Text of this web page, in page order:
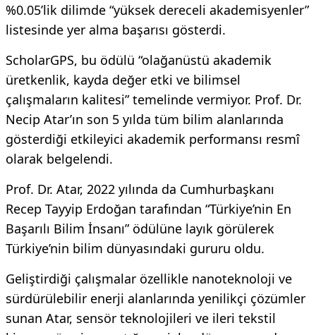
%0.05’lik dilimde “yüksek dereceli akademisyenler”
listesinde yer alma başarısı gösterdi.
ScholarGPS, bu ödülü “olağanüstü akademik
üretkenlik, kayda değer etki ve bilimsel
çalışmaların kalitesi” temelinde vermiyor. Prof. Dr.
Necip Atar’ın son 5 yılda tüm bilim alanlarında
gösterdiği etkileyici akademik performansı resmî
olarak belgelendi.
Prof. Dr. Atar, 2022 yılında da Cumhurbaşkanı
Recep Tayyip Erdoğan tarafından “Türkiye’nin En
Başarılı Bilim İnsanı” ödülüne layık görülerek
Türkiye’nin bilim dünyasındaki gururu oldu.
Geliştirdiği çalışmalar özellikle nanoteknoloji ve
sürdürülebilir enerji alanlarında yenilikçi çözümler
sunan Atar, sensör teknolojileri ve ileri tekstil